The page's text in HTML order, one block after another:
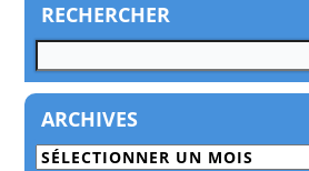
RECHERCHER
ARCHIVES
Archives